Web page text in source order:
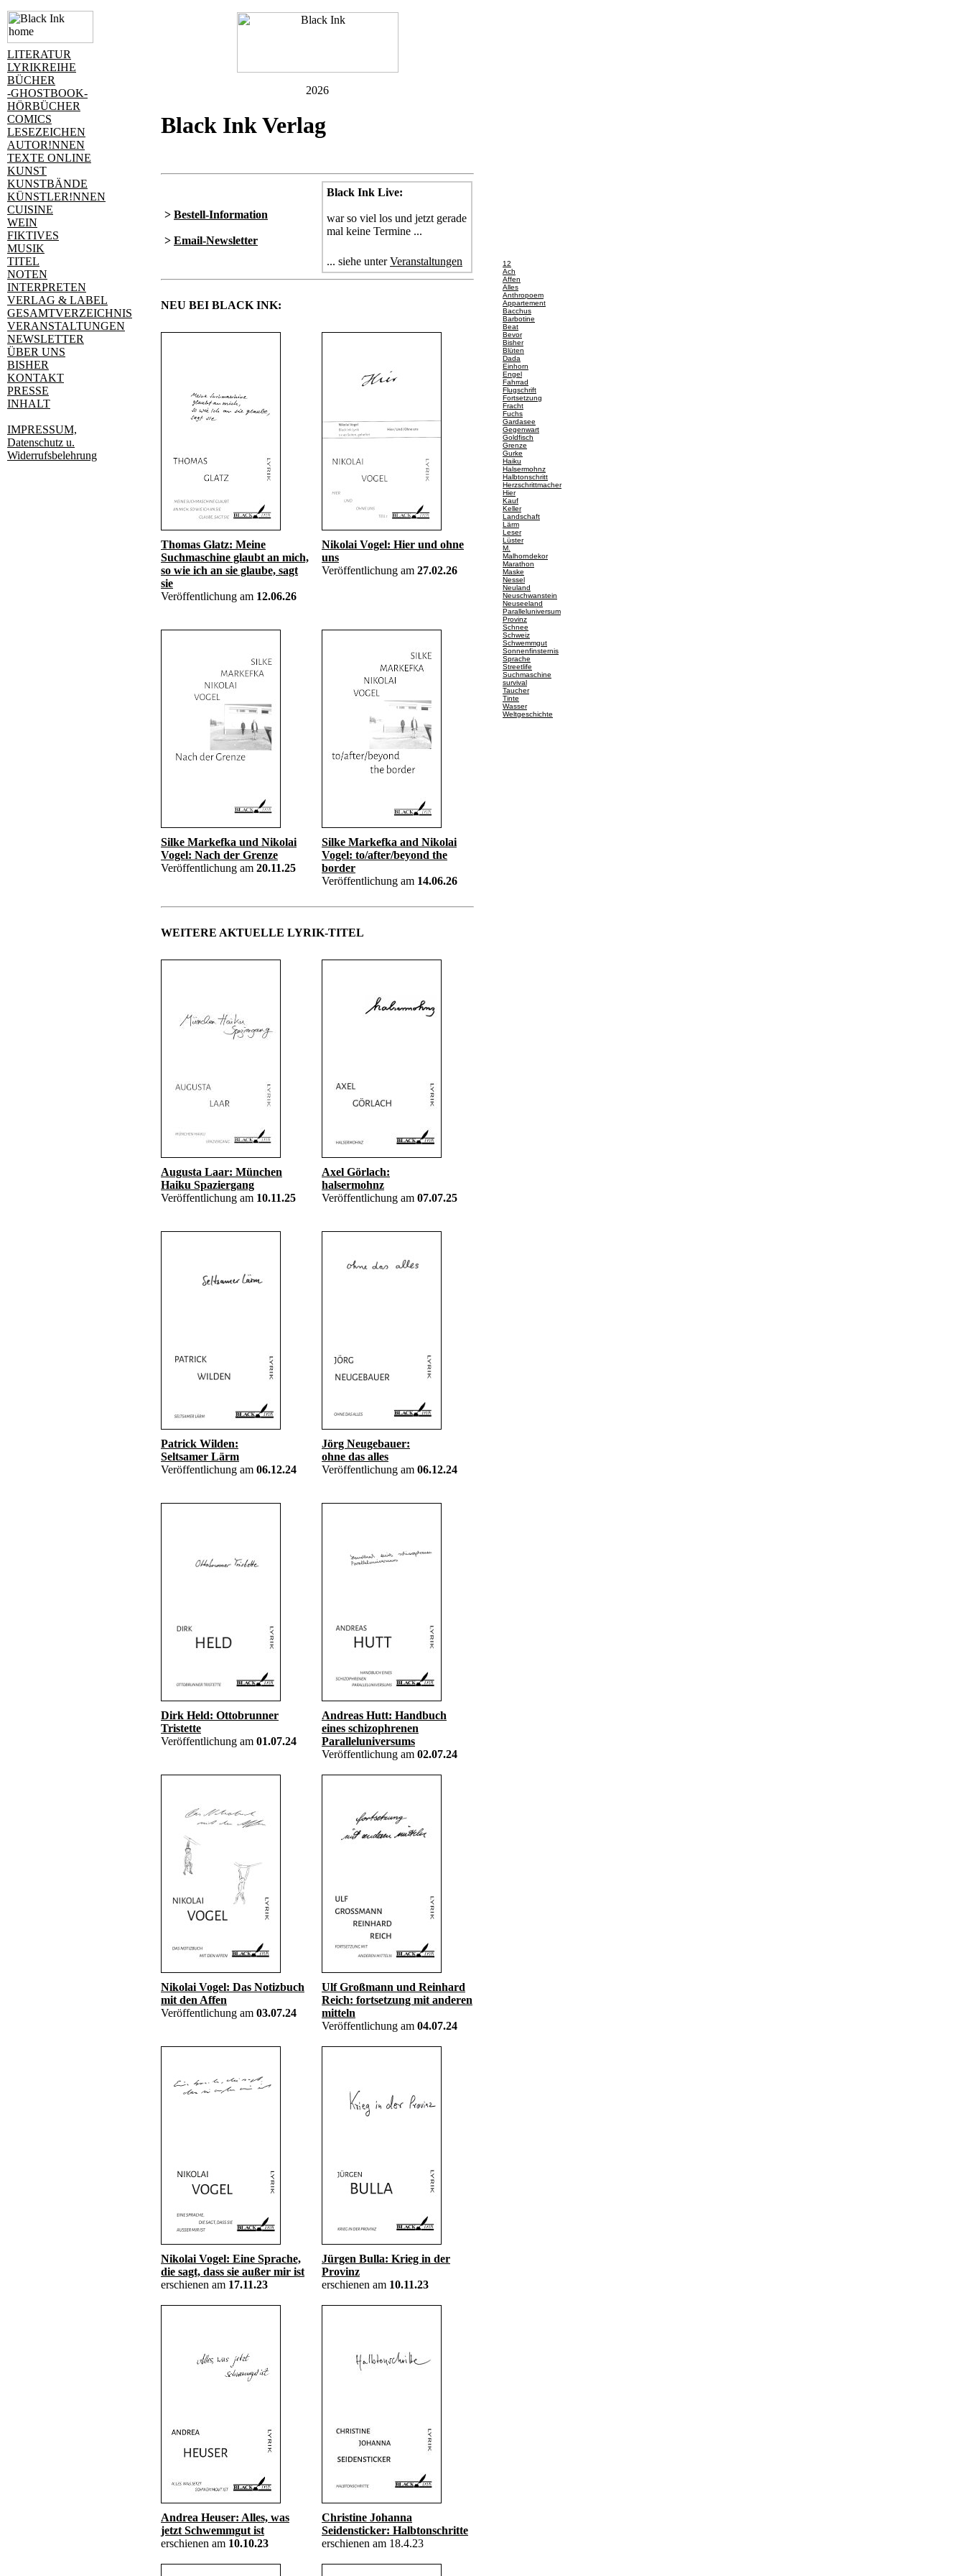
LITERATUR
LYRIKREIHE
BÜCHER
-GHOSTBOOK-
HÖRBÜCHER
COMICS
LESEZEICHEN
AUTOR!NNEN
TEXTE ONLINE
KUNST
KUNSTBÄNDE
KÜNSTLER!NNEN
CUISINE
WEIN
FIKTIVES
MUSIK
TITEL
NOTEN
INTERPRETEN
VERLAG & LABEL
GESAMTVERZEICHNIS
VERANSTALTUNGEN
NEWSLETTER
ÜBER UNS
BISHER
KONTAKT
PRESSE
INHALT
IMPRESSUM,
Datenschutz u.
Widerrufsbelehrung
2026
Black Ink Verlag
> Bestell-Information
> Email-Newsletter
Black Ink Live:
war so viel los und jetzt gerade
mal keine Termine ...
... siehe unterVeranstaltungen
NEU BEI BLACK INK:
Thomas Glatz: Meine
Suchmaschine glaubt an mich,
so wie ich an sie glaube, sagt
sie
Veröffentlichung am 12.06.26
Nikolai Vogel: Hier und ohne
uns
Veröffentlichung am 27.02.26
Silke Markefka und Nikolai
Vogel: Nach der Grenze
Veröffentlichung am 20.11.25
Silke Markefka and Nikolai
Vogel: to/after/beyond the
border
Veröffentlichung am 14.06.26
WEITERE AKTUELLE LYRIK-TITEL
Augusta Laar: München
Haiku Spaziergang
Veröffentlichung am 10.11.25
Axel Görlach:
halsermohnz
Veröffentlichung am 07.07.25
Patrick Wilden:
Seltsamer Lärm
Veröffentlichung am 06.12.24
Jörg Neugebauer:
ohne das alles
Veröffentlichung am 06.12.24
Dirk Held: Ottobrunner
Tristette
Veröffentlichung am 01.07.24
Andreas Hutt: Handbuch
eines schizophrenen
Paralleluniversums
Veröffentlichung am 02.07.24
Nikolai Vogel: Das Notizbuch
mit den Affen
Veröffentlichung am 03.07.24
Ulf Großmann und Reinhard
Reich: fortsetzung mit anderen
mitteln
Veröffentlichung am 04.07.24
Nikolai Vogel: Eine Sprache,
die sagt, dass sie außer mir ist
erschienen am 17.11.23
Jürgen Bulla: Krieg in der
Provinz
erschienen am 10.11.23
Andrea Heuser: Alles, was
jetzt Schwemmgut ist
erschienen am 10.10.23
Christine Johanna
Seidensticker: Halbtonschritte
erschienen am 18.4.23
12
Ach
Affen
Alles
Anthropoem
Appartement
Bacchus
Barbotine
Beat
Bevor
Bisher
Blüten
Dada
Einhorn
Engel
Fahrrad
Flugschrift
Fortsetzung
Fracht
Fuchs
Gardasee
Gegenwart
Goldfisch
Grenze
Gurke
Haiku
Halsermohnz
Halbtonschritt
Herzschrittmacher
Hier
Kauf
Keller
Landschaft
Lärm
Leser
Lüster
M.
Malhorndekor
Marathon
Maske
Nessel
Neuland
Neuschwanstein
Neuseeland
Paralleluniversum
Provinz
Schnee
Schweiz
Schwemmgut
Sonnenfinsternis
Sprache
Streetlife
Suchmaschine
survival
Taucher
Tinte
Wasser
Weltgeschichte